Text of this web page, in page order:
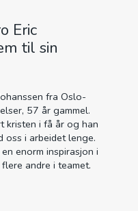
Eric
til sin
fra Oslo-
57 år gammel.
kristen i få år og han
oss i arbeidet lenge.
enorm inspirasjon i
andre i teamet.